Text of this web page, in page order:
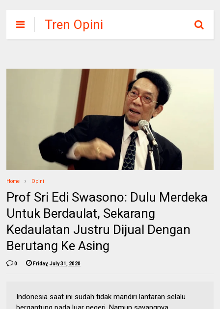
Tren Opini
Home Opini
Prof Sri Edi Swasono: Dulu Merdeka
Untuk Berdaulat, Sekarang
Kedaulatan Justru Dijual Dengan
Berutang Ke Asing
0 Friday, July 31, 2020
Indonesia saat ini sudah tidak mandiri lantaran selalu